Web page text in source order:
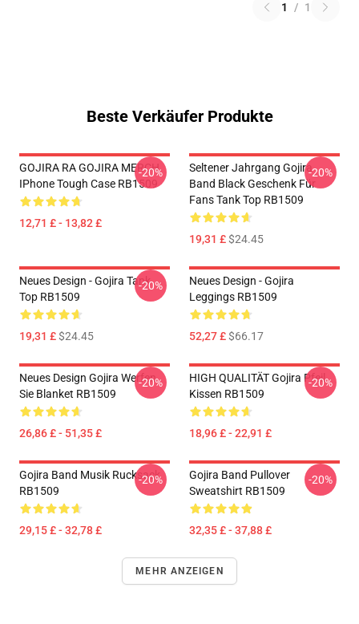
1 / 1
Beste Verkäufer Produkte
GOJIRA RA GOJIRA MERCH
IPhone Tough Case RB1509
12,71 £ - 13,82 £
-20%
Seltener Jahrgang Gojira
Band Black Geschenk Für
Fans Tank Top RB1509
19,31 £$24.45
-20%
Neues Design - Gojira Tank
Top RB1509
19,31 £$24.45
-20%
Neues Design - Gojira
Leggings RB1509
52,27 £$66.17
Neues Design Gojira Werfen
Sie Blanket RB1509
26,86 £ - 51,35 £
-20%
HIGH QUALITÄT Gojira Pfeil
Kissen RB1509
18,96 £ - 22,91 £
-20%
Gojira Band Musik Rucksack
RB1509
29,15 £ - 32,78 £
-20%
Gojira Band Pullover
Sweatshirt RB1509
32,35 £ - 37,88 £
-20%
MEHR ANZEIGEN